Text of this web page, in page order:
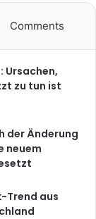
Comments
Ursachen,
zu tun ist
der Änderung
neuem
Trend aus